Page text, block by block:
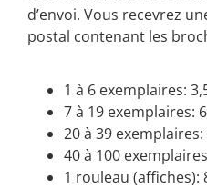
d’envoi. Vous recevrez
postal contenant les
1 à 6 exemplaires:
7 à 19 exemplaires:
20 à 39
40 à 100
1 rouleau (affiches):